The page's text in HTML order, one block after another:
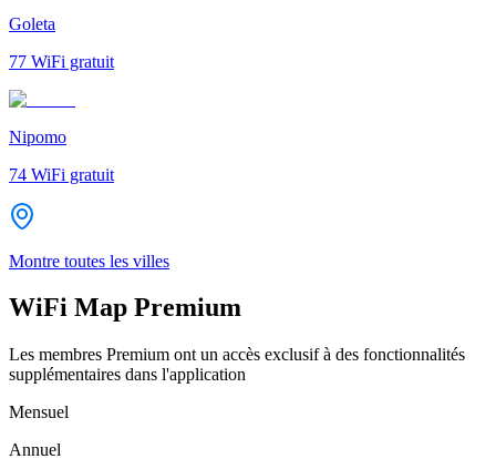
Goleta
77 WiFi gratuit
Nipomo
74 WiFi gratuit
Montre toutes les villes
WiFi Map Premium
Les membres Premium ont un accès exclusif à des fonctionnalités
supplémentaires dans l'application
Mensuel
Annuel